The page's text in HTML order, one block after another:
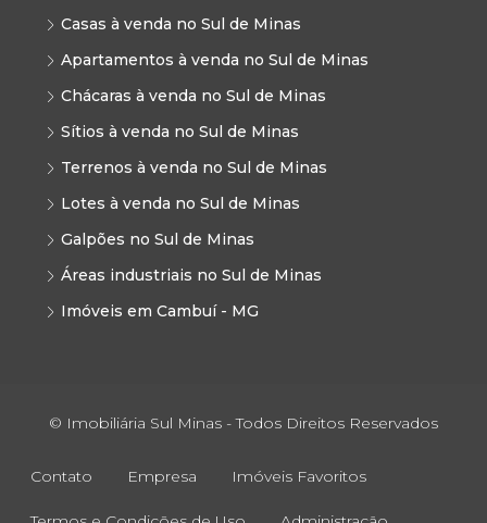
Casas à venda no Sul de Minas
Apartamentos à venda no Sul de Minas
Chácaras à venda no Sul de Minas
Sítios à venda no Sul de Minas
Terrenos à venda no Sul de Minas
Lotes à venda no Sul de Minas
Galpões no Sul de Minas
Áreas industriais no Sul de Minas
Imóveis em Cambuí - MG
© Imobiliária Sul Minas - Todos Direitos Reservados
Contato Empresa Imóveis Favoritos